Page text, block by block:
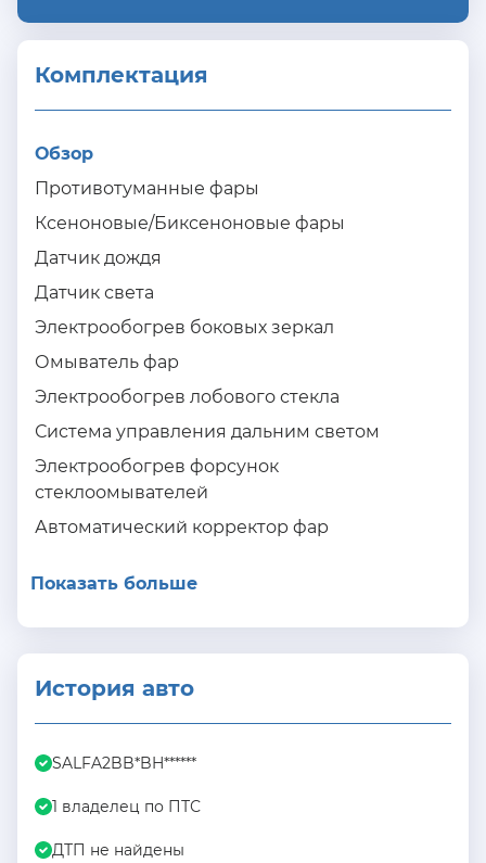
Комплектация
Обзор
Противотуманные фары
Ксеноновые/Биксеноновые фары
Датчик дождя
Датчик света
Электрообогрев боковых зеркал
Омыватель фар
Электрообогрев лобового стекла
Система управления дальним светом
Электрообогрев форсунок
стеклоомывателей
Автоматический корректор фар
Показать больше
История авто
SALFA2BB*BH******
1 владелец по ПТС
ДТП не найдены